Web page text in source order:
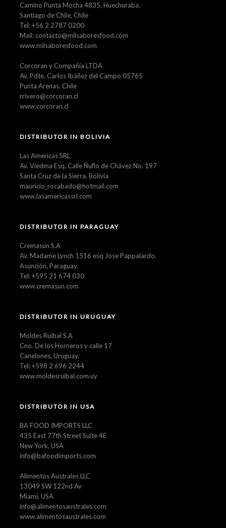
Camino Punta Mocha 4835, Huechuraba.
Santiago de Chile, Chile
Tel: +56 2 2787 0200
Mail: contacto@milsaboresfood.com
www.milsaboresfood.com
Corcoran y Compañía LTDA
Av. Pdte. Carlos Ibáñez del Campo 05765
Punta Arenas, Chile
rrivero@corcoran.cl
www.corcoran.cl
DISTRIBUTOR IN BOLIVIA
Las Americas SRL
Av. Viedma Esq. Calle Ñuflo de Chávez No. 197
Santa Cruz de la Sierra, Bolivia
mauricio_rocabado@hotmail.com
www.lasamericassrl.com
DISTRIBUTOR IN PARAGUAY
Cremasun S.A
Av. Madame Lynch 1516 esq Jose Pappalardo.
Asunción, Paraguay.
Tel: +595 21 674 030
www.cremasun.com
DISTRIBUTOR IN URUGUAY
Moldes Ruibal S.A
Cno. De los Horneros y calle 17
Canelones, Uruguay.
Tel: +598 2 696 2244
www.moldesruibal.com.uy
DISTRIBUTOR IN USA
BA FOOD IMPORTS LLC
435 East 77th Street Suite 4E
New York, USA
info@bafoodimports.com
Alimentos Australes LLC
13049 SW 122nd Av
Miami, USA
info@alimentosaustrales.com
www.alimentosaustrales.com